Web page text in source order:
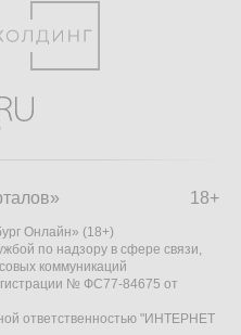
18+
Онлайн» (18+)
по надзору в сфере связи,
коммуникаций
№ ФС77-84675 от
ответственностью "ИНТЕРНЕТ